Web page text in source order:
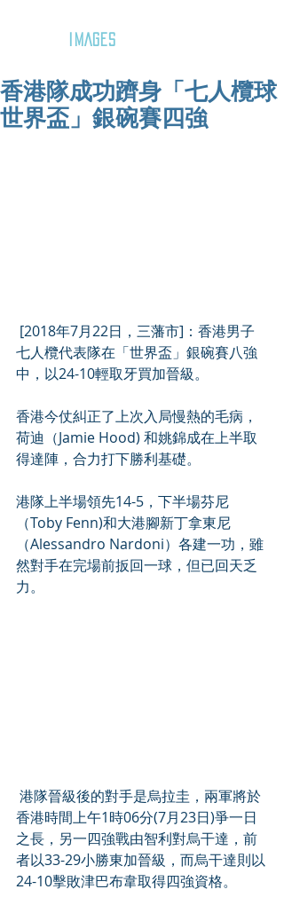
IMAGES
香港隊成功躋身「七人欖球
世界盃」銀碗賽四強
七人欖代表隊在「世界盃」銀碗賽八強
中，以24-10輕取牙買加晉級。
香港今仗糾正了上次入局慢熱的毛病，
荷迪（Jamie Hood) 和姚錦成在上半取
得達陣，合力打下勝利基礎。
港隊上半場領先14-5，下半場芬尼
（Toby Fenn)和大港腳新丁拿東尼
（Alessandro Nardoni）各建一功，雖
然對手在完場前扳回一球，但已回天乏
力。
香港時間上午1時06分(7月23日)爭一日
之長，另一四強戰由智利對烏干達，前
者以33-29小勝東加晉級，而烏干達則以
24-10擊敗津巴布韋取得四強資格。